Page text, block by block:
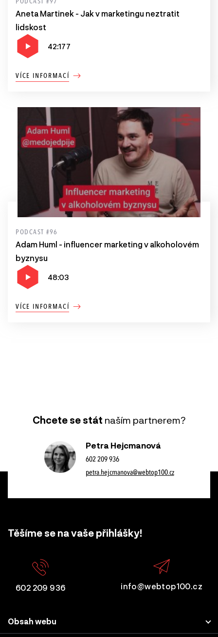
Aneta Martinek - Jak v marketingu neztratit
lidskost
42:177
VÍCE INFORMACÍ
PODCAST #96
Adam Huml - influencer marketing v alkoholovém
byznysu
48:03
VÍCE INFORMACÍ
Chcete se stát naším partnerem?
Petra Hejcmanová
602 209 936
petra.hejcmanova@webtop100.cz
Těšíme se na vaše přihlášky!
602 209 936 info@webtop100.cz
Obsah webu